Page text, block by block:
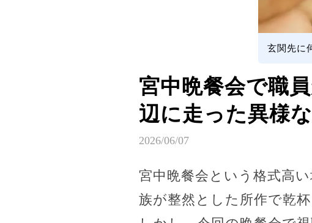
玄関先に
宮中晩餐会で職
辺に走った異様
2026/06/07
宮中晩餐会という格式高
族が整然とした所作で乾